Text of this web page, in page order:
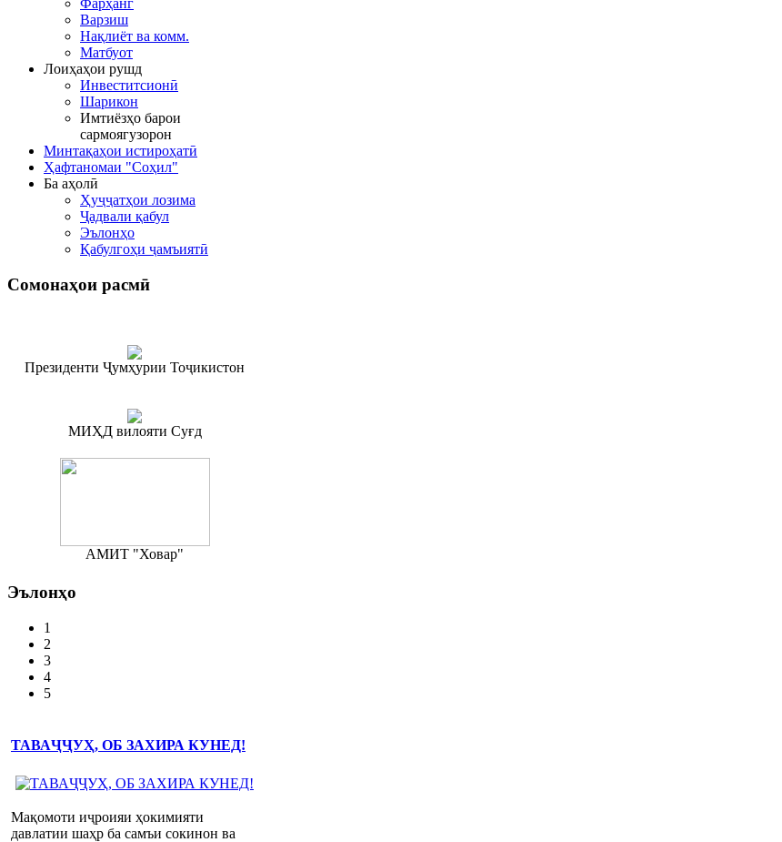
Варзиш
Нақлиёт ва комм.
Матбуот
Лоиҳаҳои рушд
Инвеститсионӣ
Шарикон
Имтиёзҳо барои
сармоягузорон
Минтақаҳои истироҳатӣ
Ҳафтаномаи "Соҳил"
Ба аҳолӣ
Ҳуҷҷатҳои лозима
Ҷадвали қабул
Эълонҳо
Қабулгоҳи ҷамъиятӣ
Сомонаҳои расмӣ
Президенти Ҷумҳурии Тоҷикистон
МИҲД вилояти Суғд
АМИТ "Ховар"
Эълонҳо
1
2
3
4
5
ТАВАҶҶУҲ, ОБ ЗАХИРА КУНЕД!
Мақомоти иҷроияи ҳокимияти
давлатии шаҳр ба самъи сокинон ва